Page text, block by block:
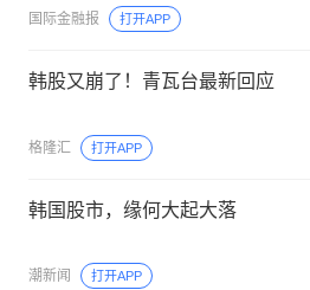
国际金融报 打开APP
韩股又崩了！青瓦台最新回应
格隆汇 打开APP
韩国股市，缘何大起大落
潮新闻 打开APP